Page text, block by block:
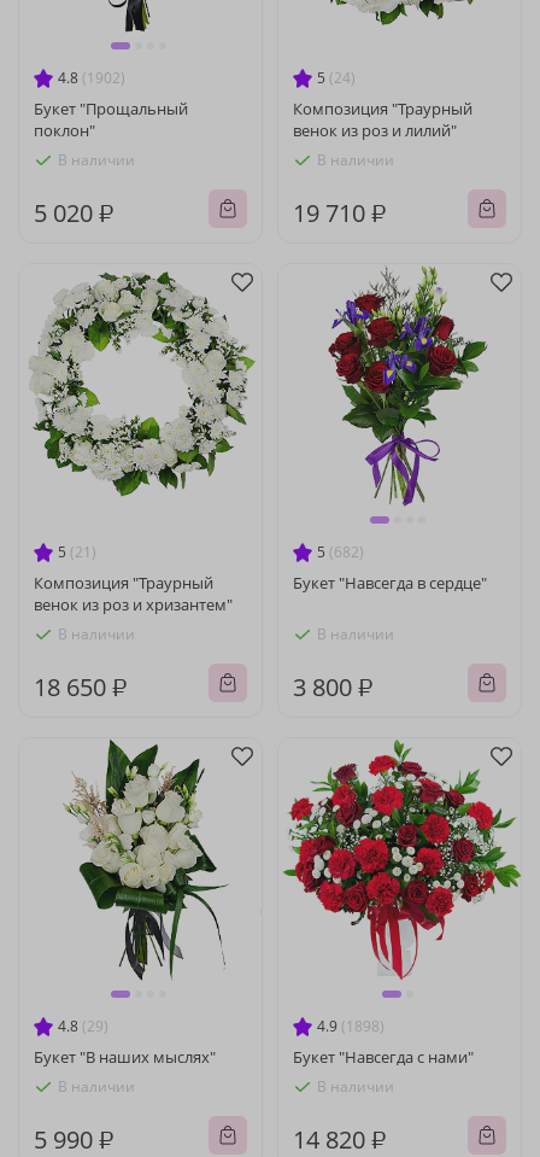
4.8 (1902)
Букет "Прощальный
поклон"
В наличии
5 020 ₽
5 (24)
Композиция "Траурный
венок из роз и лилий"
В наличии
19 710 ₽
5 (21)
Композиция "Траурный
венок из роз и хризантем"
В наличии
18 650 ₽
5 (682)
Букет "Навсегда в сердце"
В наличии
3 800 ₽
4.8 (29)
Букет "В наших мыслях"
В наличии
5 990 ₽
4.9 (1898)
Букет "Навсегда с нами"
В наличии
14 820 ₽